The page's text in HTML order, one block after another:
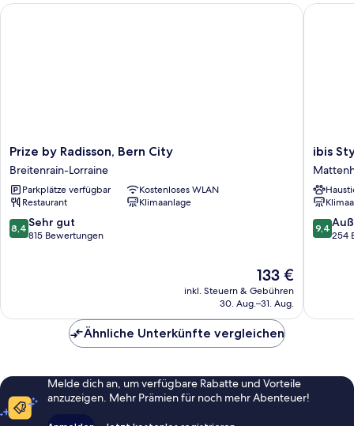
Prize
by
Radisson,
Bern
City
Breitenrain-
Lorraine
Prize by Radisson, Bern City
Breitenrain-Lorraine
Parkplätze verfügbar
Kostenloses WLAN
Restaurant
Klimaanlage
8.4
von
8,4 Sehr gut
815 Bewertungen
Der
Preis
beträgt
133 €
inkl. Steuern & Gebühren
30. Aug.–31. Aug.
Prize by Radisson, Bern City
ibis
Styles
Bern
City
ibis
9.4
von
9,4
254
ibis
Ähnliche Unterkünfte vergleichen
Melde dich an, um verfügbare Rabatte und Vorteile
anzuzeigen. Mehr Prämien für noch mehr Abenteuer!